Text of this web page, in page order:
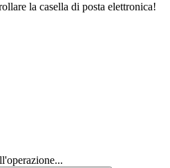
la casella di posta elettronica!